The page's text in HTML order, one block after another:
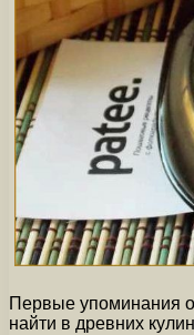
Первые упоминания
найти в древних